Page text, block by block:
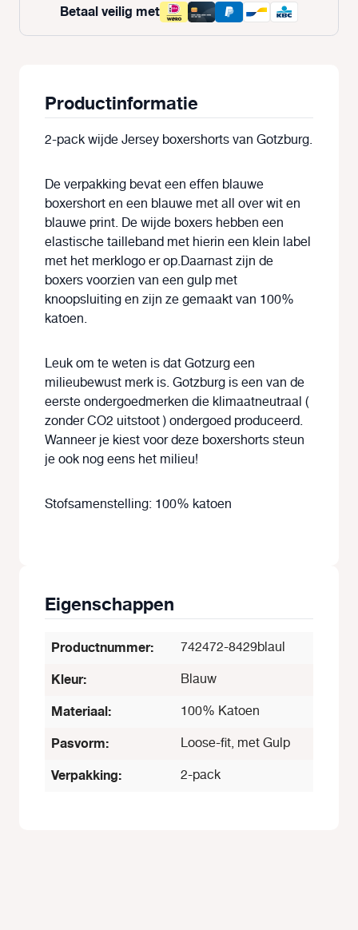
Betaal veilig met
Productinformatie
2-pack wijde Jersey boxershorts van Gotzburg.
De verpakking bevat een effen blauwe
boxershort en een blauwe met all over wit en
blauwe print. De wijde boxers hebben een
elastische tailleband met hierin een klein label
met het merklogo er op.Daarnast zijn de
boxers voorzien van een gulp met
knoopsluiting en zijn ze gemaakt van 100%
katoen.
Leuk om te weten is dat Gotzurg een
milieubewust merk is. Gotzburg is een van de
eerste ondergoedmerken die klimaatneutraal (
zonder CO2 uitstoot ) ondergoed produceerd.
Wanneer je kiest voor deze boxershorts steun
je ook nog eens het milieu!
Stofsamenstelling: 100% katoen
Eigenschappen
Productnummer: 742472-8429blaul
Kleur: Blauw
Materiaal: 100% Katoen
Pasvorm: Loose-fit, met Gulp
Verpakking: 2-pack